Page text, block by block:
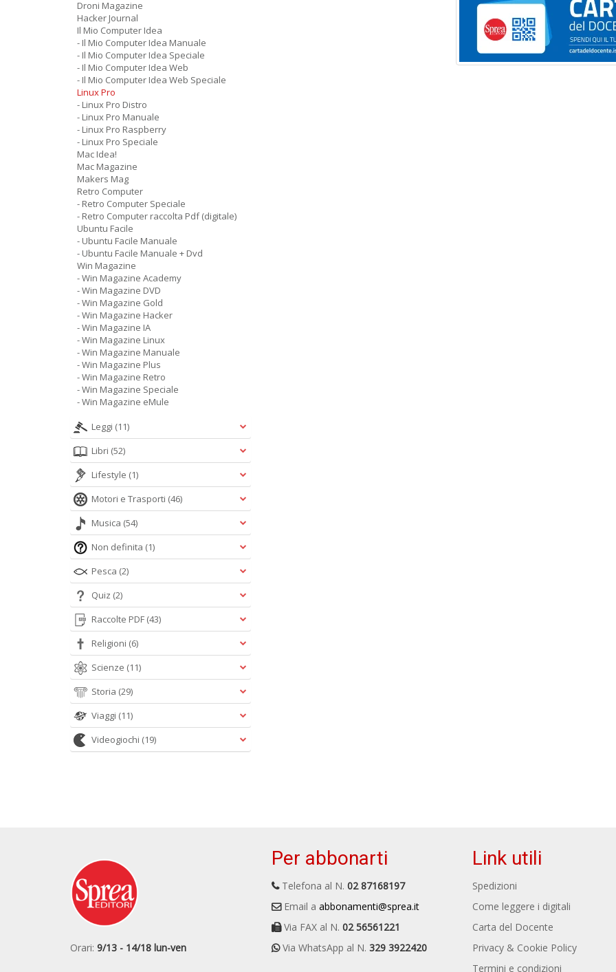
Droni Magazine
Hacker Journal
Il Mio Computer Idea
- Il Mio Computer Idea Manuale
- Il Mio Computer Idea Speciale
- Il Mio Computer Idea Web
- Il Mio Computer Idea Web Speciale
Linux Pro
- Linux Pro Distro
- Linux Pro Manuale
- Linux Pro Raspberry
- Linux Pro Speciale
Mac Idea!
Mac Magazine
Makers Mag
Retro Computer
- Retro Computer Speciale
- Retro Computer raccolta Pdf (digitale)
Ubuntu Facile
- Ubuntu Facile Manuale
- Ubuntu Facile Manuale + Dvd
Win Magazine
- Win Magazine Academy
- Win Magazine DVD
- Win Magazine Gold
- Win Magazine Hacker
- Win Magazine IA
- Win Magazine Linux
- Win Magazine Manuale
- Win Magazine Plus
- Win Magazine Retro
- Win Magazine Speciale
- Win Magazine eMule
Leggi (11)
Libri (52)
Lifestyle (1)
Motori e Trasporti (46)
Musica (54)
Non definita (1)
Pesca (2)
Quiz (2)
Raccolte PDF (43)
Religioni (6)
Scienze (11)
Storia (29)
Viaggi (11)
Videogiochi (19)
Orari: 9/13 - 14/18 lun-ven
Per abbonarti
Telefona al N. 02 87168197
Email a abbonamenti@sprea.it
Via FAX al N. 02 56561221
Via WhatsApp al N. 329 3922420
Link utili
Spedizioni
Come leggere i digitali
Carta del Docente
Privacy & Cookie Policy
Termini e condizioni